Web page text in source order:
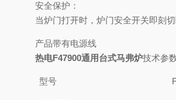
安全保护：
当炉门打开时，炉门安全开关即刻
产品带有电源线
热电F47900通用台式马弗炉技术参
型号